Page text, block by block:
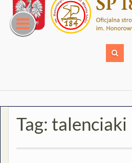
content
Tag: talenciaki